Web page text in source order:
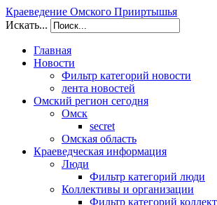
Краеведение Омского Прииртышья
Искать...
Главная
Новости
Фильтр категорий новости
лента новостей
Омский регион сегодня
Омск
secret
Омская область
Краеведческая информация
Люди
Фильтр категорий люди
Коллективы и организации
Фильтр категорий